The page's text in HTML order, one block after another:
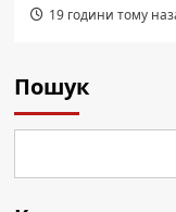
19 години тому
Пошук